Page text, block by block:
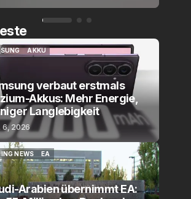
AKKU
verbaut erstmals
Akkus: Mehr Energie,
Langlebigkeit
6, 2026
NEWS
NEWS
EA
EA
Arabien übernimmt EA: